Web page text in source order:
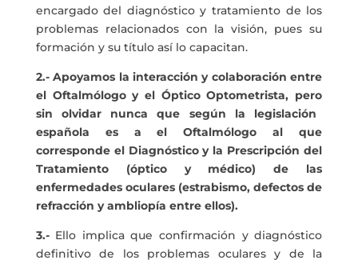
encargado del diagnóstico y tratamiento de los
problemas relacionados con la visión, pues su
formación y su título así lo capacitan.
2.- Apoyamos la interacción y colaboración entre
el Oftalmólogo y el ÓpticoOptometrista, pero
sin olvidar nunca que según la legislación
española es a el Oftalmólogo al que
corresponde el Diagnóstico y la Prescripción del
Tratamiento (óptico y médico) de las
enfermedades oculares (estrabismo, defectos de
refracción y ambliopía entre ellos).
3.-Ello implica que confirmación y diagnóstico
definitivo de los problemas oculares y de la